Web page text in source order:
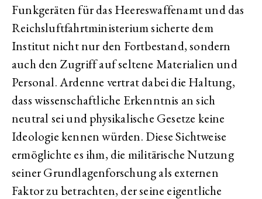
Funkgeräten für das Heereswaffenamt und das
Reichsluftfahrtministerium sicherte dem
Institut nicht nur den Fortbestand, sondern
auch den Zugriff auf seltene Materialien und
Personal. Ardenne vertrat dabei die Haltung,
dass wissenschaftliche Erkenntnis an sich
neutral sei und physikalische Gesetze keine
Ideologie kennen würden. Diese Sichtweise
ermöglichte es ihm, die militärische Nutzung
seiner Grundlagenforschung als externen
Faktor zu betrachten, der seine eigentliche